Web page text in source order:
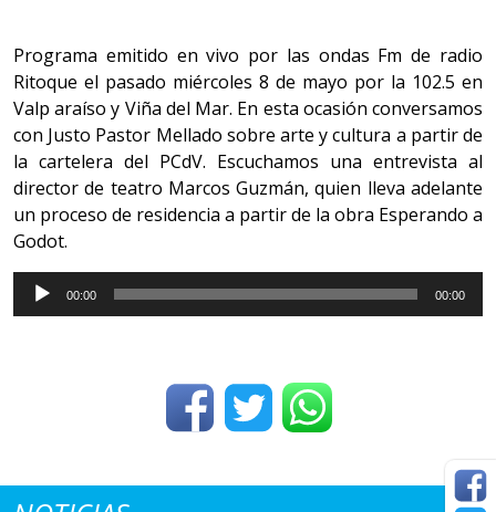
Programa emitido en vivo por las ondas Fm de radio
Ritoque el pasado miércoles 8 de mayo por la 102.5 en
Valp araíso y Viña del Mar. En esta ocasión conversamos
con Justo Pastor Mellado sobre arte y cultura a partir de
la cartelera del PCdV. Escuchamos una entrevista al
director de teatro Marcos Guzmán, quien lleva adelante
un proceso de residencia a partir de la obra Esperando a
Godot.
Reproductor
de
00:00 00:00